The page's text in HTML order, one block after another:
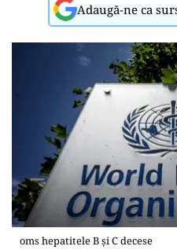
Adaugă-ne ca
oms hepatitele B și C decese